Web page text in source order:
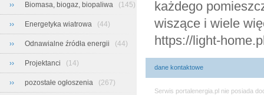
›› Biomasa, biogaz, biopaliwa (145)
›› Energetyka wiatrowa (44)
›› Odnawialne źródła energii (44)
›› Projektanci (14)
›› pozostałe ogłoszenia (267)
każdego
wiszące i wiele
https://light-
dane kontaktowe
Serwis portalenergia.pl nie posiada